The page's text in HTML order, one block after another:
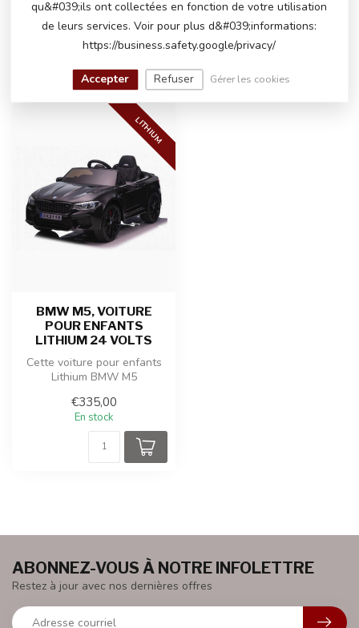
serons heureux de vous aider !
VU(S) RÉCEMMENT
LITHIUM
BMW M5, VOITURE
POUR ENFANTS
LITHIUM 24 VOLTS
Cette voiture pour enfants
Lithium BMW M5
produite sous...
€335,00
En stock
ABONNEZ-VOUS À NOTRE INFOLETTRE
Restez à jour avec nos dernières offres
qu&#039;ils ont collectées en fonction de votre utilisation
de leurs services. Voir pour plus d&#039;informations:
https://business.safety.google/privacy/
Accepter Refuser Gérer les cookies